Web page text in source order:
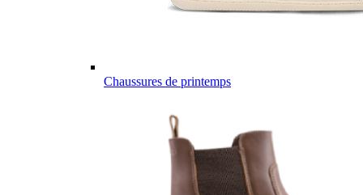
Chaussures de printemps